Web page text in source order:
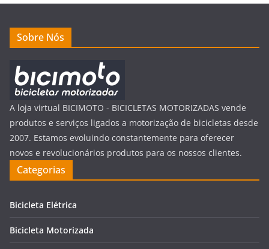
Sobre Nós
A loja virtual BICIMOTO - BICICLETAS MOTORIZADAS vende
produtos e serviços ligados a motorização de bicicletas desde
2007. Estamos evoluindo constantemente para oferecer
novos e revolucionários produtos para os nossos clientes.
Categorias
Bicicleta Elétrica
Bicicleta Motorizada